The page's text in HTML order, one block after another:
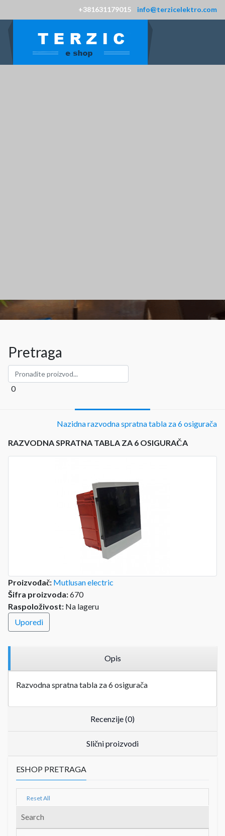
+381631179015 info@terzicelektro.com
Pretraga
0
Nazidna razvodna spratna tabla za 6 osigurača
RAZVODNA SPRATNA TABLA ZA 6 OSIGURAČA
Proizvođač: Mutlusan electric
Šifra proizvoda:670
Raspoloživost: Na lageru
Uporedi
Opis
Razvodna spratna tabla za 6 osigurača
Recenzije (0)
Slični proizvodi
ESHOP PRETRAGA
Reset All
Search